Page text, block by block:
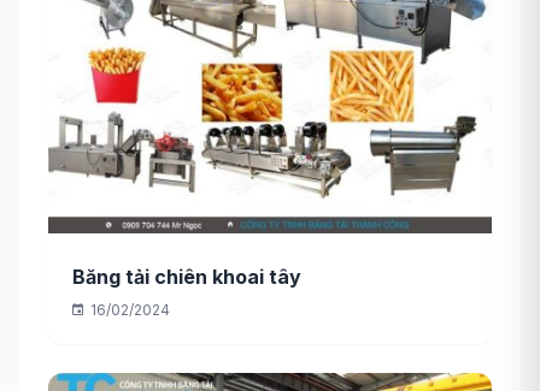
Băng tải chiên khoai tây
16/02/2024